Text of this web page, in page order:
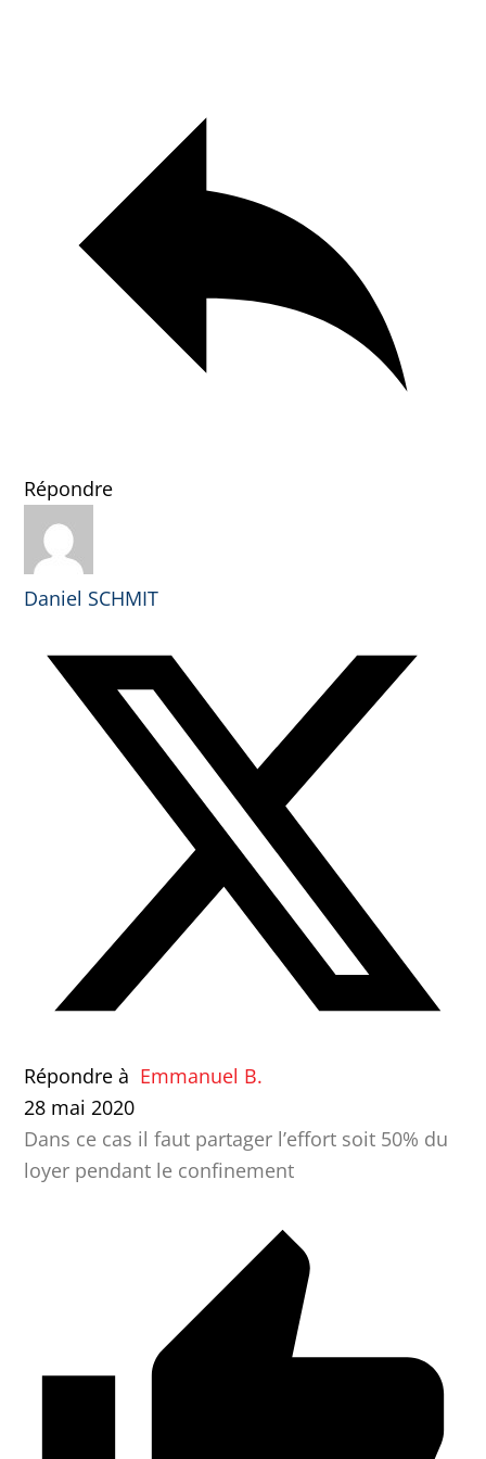
Répondre
Daniel SCHMIT
Répondre à Emmanuel B.
28 mai 2020
Dans ce cas il faut partager l’effort soit 50% du
loyer pendant le confinement